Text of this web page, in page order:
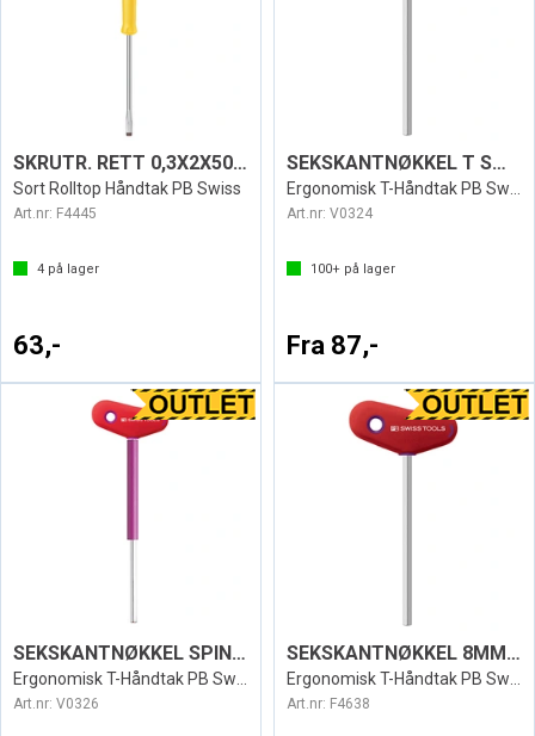
SKRUTR. RETT 0,3X2X50 ESD 1120
Sort Rolltop Håndtak PB Swiss
Art.nr: F4445
4 på lager
63,-
SEKSKANTNØKKEL T SWISS 207L
Art.nr: V0324
100+ på lager
Fra 87,-
SEKSKANTNØKKEL SPIN SWISS
Art.nr: V0326
SEKSKANTNØKKEL 8MM T SWISS 207L
Art.nr: F4638